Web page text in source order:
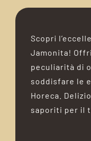
Scopri
Jamonita!
peculiarità di
soddisfare le
Horeca.
saporiti per il